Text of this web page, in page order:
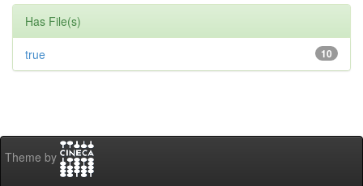
Has File(s)
10
true
Theme by